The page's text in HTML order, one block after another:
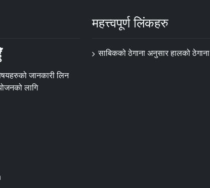
जानकारी लिन
लागि
महत्त्वपूर्ण लिंकहरु
साबिकको ठेगाना अनुसार हालको ठेगाना